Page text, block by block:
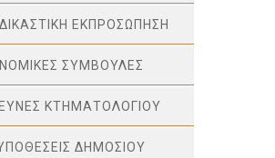
ΕΚΠΡΟΣΩΠΗΣΗ
ΝΟΜΙΚΕΣ ΣΥΜΒΟΥΛΕΣ
ΚΤΗΜΑΤΟΛΟΓΙΟΥ
ΔΗΜΟΣΙΟΥ